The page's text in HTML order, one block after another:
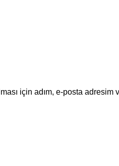
için adım, e-posta adresim